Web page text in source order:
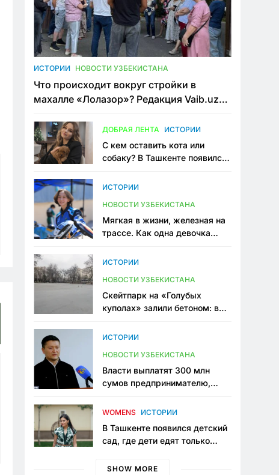
ИСТОРИИ НОВОСТИ УЗБЕКИСТАНА
Что происходит вокруг стройки в
махалле «Лолазор»? Редакция Vaib.uz
конфликта
ДОБРАЯ ЛЕНТА ИСТОРИИ
С кем оставить кота или
собаку? В Ташкенте появился
ИСТОРИИ
НОВОСТИ УЗБЕКИСТАНА
Мягкая в жизни, железная на
трассе. Как одна девочка
Узбекистане
ИСТОРИИ
НОВОСТИ УЗБЕКИСТАНА
Скейтпарк на «Голубых
куполах» залили бетоном: в
одно общественное
ИСТОРИИ
НОВОСТИ УЗБЕКИСТАНА
Власти выплатят 300 млн
сумов предпринимателю,
тюрьме по незаконному
WOMENS ИСТОРИИ
В Ташкенте появился детский
сад, где дети едят только
мама, которая устала просить
SHOW MORE